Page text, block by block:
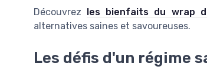
Découvrez les bienfaits du wrap
alternatives saines et savoureuses.
Les défis d'un régime